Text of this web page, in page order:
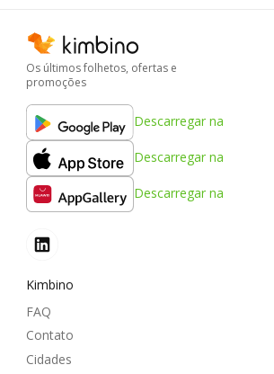
Os últimos folhetos, ofertas e
promoções
Descarregar na
Descarregar na
Descarregar na
Kimbino
FAQ
Contato
Cidades